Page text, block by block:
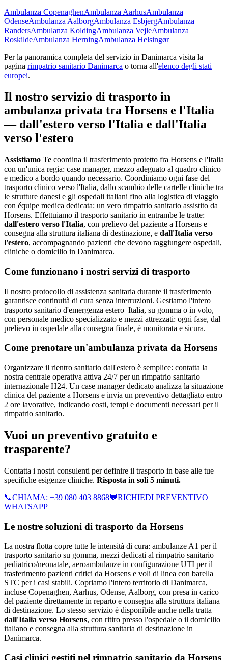
Ambulanza CopenaghenAmbulanza AarhusAmbulanza
OdenseAmbulanza AalborgAmbulanza EsbjergAmbulanza
RandersAmbulanza KoldingAmbulanza VejleAmbulanza
RoskildeAmbulanza HerningAmbulanza Helsingør
Per la panoramica completa del servizio in Danimarca visita la
pagina rimpatrio sanitario Danimarca o torna all'elenco degli stati
europei.
Il nostro servizio di trasporto in
ambulanza privata tra Horsens e l'Italia
— dall'estero verso l'Italia e dall'Italia
verso l'estero
Assistiamo Te coordina il trasferimento protetto fra Horsens e l'Italia
con un'unica regia: case manager, mezzo adeguato al quadro clinico
e medico a bordo quando necessario. Coordiniamo ogni fase del
trasporto clinico verso l'Italia, dallo scambio delle cartelle cliniche tra
le strutture danesi e gli ospedali italiani fino alla logistica di viaggio
con équipe medica dedicata: un vero rimpatrio sanitario assistito da
Horsens. Effettuiamo il trasporto sanitario in entrambe le tratte:
dall'estero verso l'Italia, con prelievo del paziente a Horsens e
consegna alla struttura italiana di destinazione, e dall'Italia verso
l'estero, accompagnando pazienti che devono raggiungere ospedali,
cliniche o domicilio in Danimarca.
Come funzionano i nostri servizi di trasporto
Il nostro protocollo di assistenza sanitaria durante il trasferimento
garantisce continuità di cura senza interruzioni. Gestiamo l'intero
trasporto sanitario d'emergenza estero–Italia, su gomma o in volo,
con personale medico specializzato e mezzi attrezzati: ogni fase, dal
prelievo in ospedale alla consegna finale, è monitorata e sicura.
Come prenotare un'ambulanza privata da Horsens
Organizzare il rientro sanitario dall'estero è semplice: contatta la
nostra centrale operativa attiva 24/7 per un rimpatrio sanitario
internazionale H24. Un case manager dedicato analizza la situazione
clinica del paziente a Horsens e invia un preventivo dettagliato entro
2 ore lavorative, indicando costi, tempi e documenti necessari per il
rimpatrio sanitario.
Vuoi un preventivo gratuito e
trasparente?
Contatta i nostri consulenti per definire il trasporto in base alle tue
specifiche esigenze cliniche. Risposta in soli 5 minuti.
📞CHIAMA: +39 080 403 8868💬RICHIEDI PREVENTIVO
WHATSAPP
Le nostre soluzioni di trasporto da Horsens
La nostra flotta copre tutte le intensità di cura: ambulanze A1 per il
trasporto sanitario su gomma, mezzi dedicati al rimpatrio sanitario
pediatrico/neonatale, aeroambulanze in configurazione UTI per il
trasferimento pazienti critici da Horsens e voli di linea con barella
STC per i casi stabili. Copriamo l'intero territorio di Danimarca,
incluse Copenaghen, Aarhus, Odense, Aalborg, con presa in carico
del paziente direttamente in reparto e consegna alla struttura italiana
di destinazione. Lo stesso servizio è disponibile anche nella tratta
dall'Italia verso Horsens, con ritiro presso l'ospedale o il domicilio
italiano e consegna alla struttura sanitaria di destinazione in
Danimarca.
Casi clinici gestiti nel rimpatrio sanitario da Horsens